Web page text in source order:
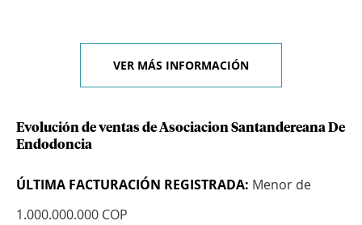
VER MÁS INFORMACIÓN
Evolución de ventas de Asociacion Santandereana De
Endodoncia
ÚLTIMA FACTURACIÓN REGISTRADA: Menor de
1.000.000.000 COP